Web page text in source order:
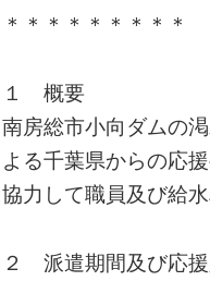
o
o
k
＊＊＊＊＊＊＊＊＊
１ 概要
南房総市小向ダムの
よる千葉県からの応
協力して職員及び給
２ 派遣期間及び応